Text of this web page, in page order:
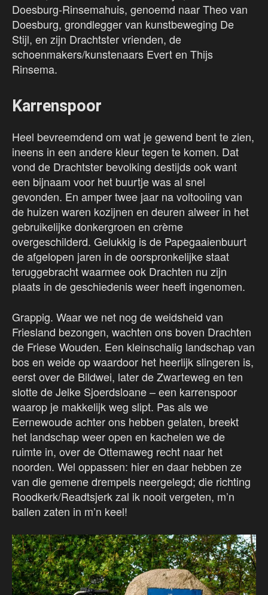
Doesburg-Rinsemahuis, genoemd naar Theo van
Doesburg, grondlegger van kunstbeweging De
Stijl, en zijn Drachtster vrienden, de
schoenmakers/kunstenaars Evert en Thijs
Rinsema.
Karrenspoor
Heel bevreemdend om wat je gewend bent te zien,
ineens in een andere kleur tegen te komen. Dat
vond de Drachtster bevolking destijds ook want
een bijnaam voor het buurtje was al snel
gevonden. En amper twee jaar na voltooiing van
de huizen waren kozijnen en deuren alweer in het
gebruikelijke donkergroen en crème
overgeschilderd. Gelukkig is de Papegaaienbuurt
de afgelopen jaren in de oorspronkelijke staat
teruggebracht waarmee ook Drachten nu zijn
plaats in de geschiedenis weer heeft ingenomen.
Grappig. Waar we net nog de weidsheid van
Friesland bezongen, wachten ons boven Drachten
de Friese Wouden. Een kleinschalig landschap van
bos en weide op waardoor het heerlijk slingeren is,
eerst over de Bildwei, later de Zwarteweg en ten
slotte de Jelke Sjoerdsloane – een karrenspoor
waarop je makkelijk weg slipt. Pas als we
Eernewoude achter ons hebben gelaten, breekt
het landschap weer open en kachelen we de
ruimte in, over de Ottemaweg recht naar het
noorden. Wel oppassen: hier en daar hebben ze
van die gemene drempels neergelegd; die richting
Roodkerk/Readtsjerk zal ik nooit vergeten, m’n
ballen zaten in m’n keel!